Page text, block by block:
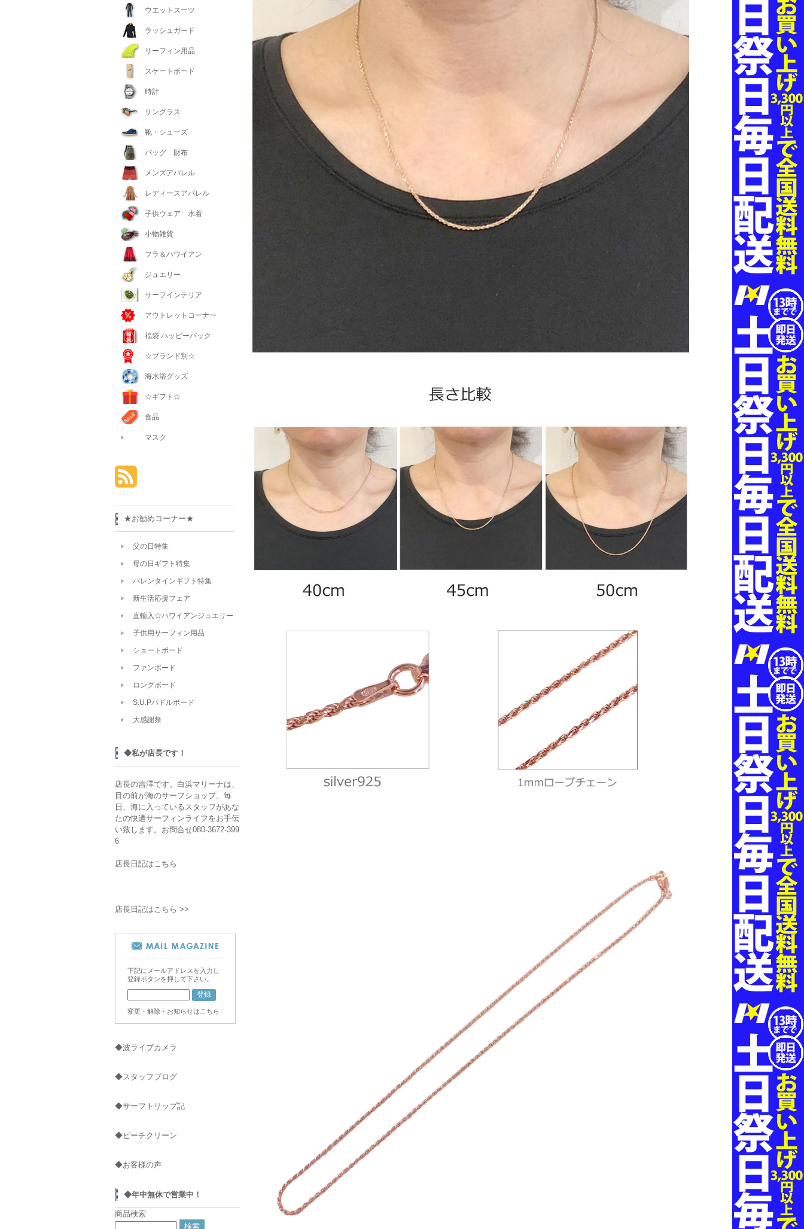
ウエットスーツ
ラッシュガード
サーフィン用品
スケートボード
時計
サングラス
靴・シューズ
バッグ 財布
メンズアパレル
レディースアパレル
子供ウェア 水着
小物雑貨
フラ＆ハワイアン
ジュエリー
サーフインテリア
アウトレットコーナー
福袋 ハッピーバック
☆ブランド別☆
海水浴グッズ
☆ギフト☆
食品
マスク
★お勧めコーナー★
父の日特集
母の日ギフト特集
バレンタインギフト特集
新生活応援フェア
直輸入☆ハワイアンジュエリー
子供用サーフィン用品
ショートボード
ファンボード
ロングボード
S.U.Pパドルボード
大感謝祭
◆私が店長です！
店長の吉澤です。白浜マリーナは、
目の前が海のサーフショップ。毎
日、海に入っているスタッフがあな
たの快適サーフィンライフをお手伝
い致します。お問合せ080-3672-399
6
店長日記はこちら
店長日記はこちら >>
下記にメールアドレスを入力し
登録ボタンを押して下さい。
変更・解除・お知らせはこちら
◆波ライブカメラ
◆スタッフブログ
◆サーフトリップ記
◆ビーチクリーン
◆お客様の声
◆年中無休で営業中！
商品検索